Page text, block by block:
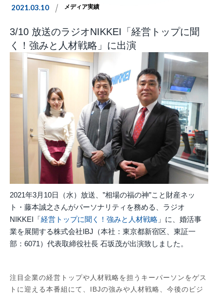
2021.03.10 メディア実績
3/10 放送のラジオNIKKEI「経営トップに聞
く！強みと人材戦略」に出演
2021年3月10日（水）放送、”相場の福の神”こと財産ネッ
ト・藤本誠之さんがパーソナリティを務める、ラジオ
NIKKEI「経営トップに聞く！強みと人材戦略 」に、婚活事
業を展開する株式会社IBJ（本社：東京都新宿区、東証一
部：6071）代表取締役社長 石坂茂が出演致しました。
注目企業の経営トップや人材戦略を担うキーパーソンをゲス
トに迎える本番組にて、IBJの強みや人材戦略、今後のビジ